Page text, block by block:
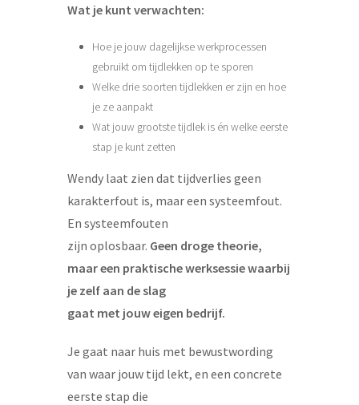
Wat je kunt verwachten:
Hoe je jouw dagelijkse werkprocessen
gebruikt om tijdlekken op te sporen
Welke drie soorten tijdlekken er zijn en hoe
je ze aanpakt
Wat jouw grootste tijdlek is én welke eerste
stap je kunt zetten
Wendy laat zien dat tijdverlies geen
karakterfout is, maar een systeemfout.
En systeemfouten
zijn oplosbaar. Geen droge theorie,
maar een praktische werksessie waarbij
je zelf aan de slag
gaat met jouw eigen bedrijf.
Je gaat naar huis met bewustwording
van waar jouw tijd lekt, en een concrete
eerste stap die